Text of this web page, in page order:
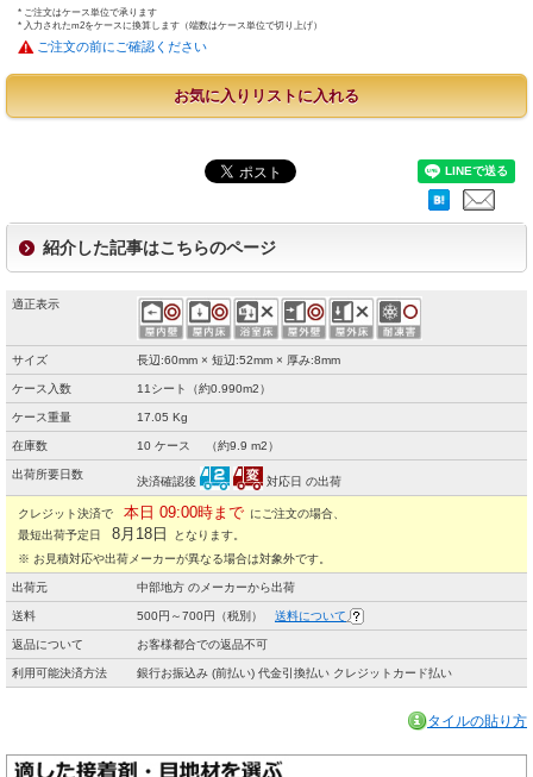
* ご注文はケース単位で承ります
* 入力されたm2をケースに換算します（端数はケース単位で切り上げ）
ご注文の前にご確認ください
お気に入りリストに入れる
紹介した記事はこちらのページ
適正表示
サイズ 長辺:60mm × 短辺:52mm × 厚み:8mm
ケース入数 11シート（約0.990m2）
ケース重量 17.05 Kg
在庫数 10 ケース （約9.9 m2）
出荷所要日数
決済確認後 対応日 の出荷
クレジット決済で 本日 09:00時まで にご注文の場合、
最短出荷予定日
8月18日
となります。
※ お見積対応や出荷メーカーが異なる場合は対象外です。
出荷元 中部地方 のメーカーから出荷
送料 500円～700円（税別） 送料について
返品について お客様都合での返品不可
利用可能決済方法 銀行お振込み (前払い) 代金引換払い クレジットカード払い
タイルの貼り方